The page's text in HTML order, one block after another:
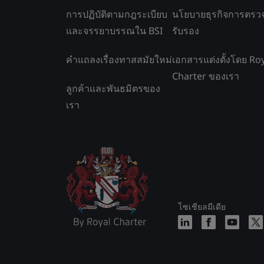
การปฏิบัติตามกฎระเบียบ
และจรรยาบรรณใน BSI
คำแถลงเรื่องทาสสมัยใหม่
ลูกค้าและพันธมิตรของ
เรา
นโยบายธุรกิจการตรว
รับรอง
เอกสารแต่งตั้งโดย
Charter ของเรา
โซเชียลมีเดีย